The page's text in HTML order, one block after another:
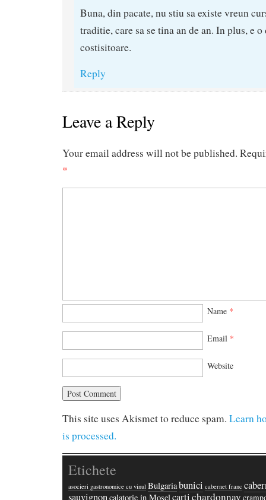
Buna, din pacate, nu stiu sa existe vreun
traditie, care sa se tina an de an. In plus, e
costisitoare.
Reply
Leave a Reply
Your email address will not be published.
*
Name *
Email *
Website
This site uses Akismet to reduce spam. Learn
is processed.
Etichete
asocieri gastronomice cu vinul Bulgariabunici cabernet franc
sauvignon calatorie in Mosel carti chardonnay